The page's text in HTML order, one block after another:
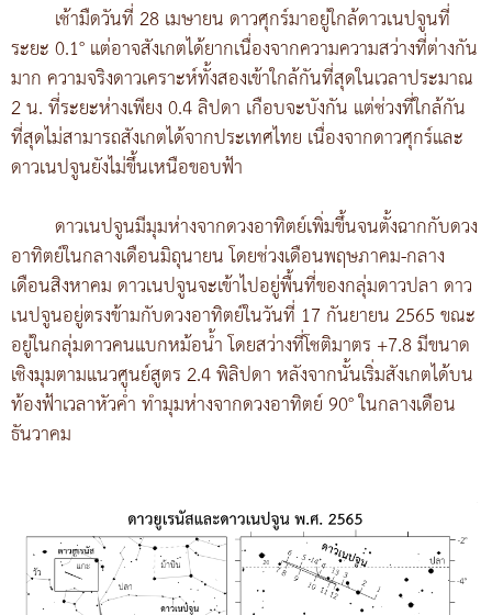
เช้ามืดวันที่ 28 เมษายน ดาวศุกร์มาอยู่ใกล้ดาวเนปจูนที่
ระยะ 0.1° แต่อาจสังเกตได้ยากเนื่องจากความความสว่างที่ต่างกัน
มาก ความจริงดาวเคราะห์ทั้งสองเข้าใกล้กันที่สุดในเวลาประมาณ
2 น. ที่ระยะห่างเพียง 0.4 ลิปดา เกือบจะบังกัน แต่ช่วงที่ใกล้กัน
ที่สุดไม่สามารถสังเกตได้จากประเทศไทย เนื่องจากดาวศุกร์และ
ดาวเนปจูนยังไม่ขึ้นเหนือขอบฟ้า
ดาวเนปจูนมีมุมห่างจากดวงอาทิตย์เพิ่มขึ้นจนตั้งฉากกับดวง
อาทิตย์ในกลางเดือนมิถุนายน โดยช่วงเดือนพฤษภาคม-กลาง
เดือนสิงหาคม ดาวเนปจูนจะเข้าไปอยู่พื้นที่ของกลุ่มดาวปลา ดาว
เนปจูนอยู่ตรงข้ามกับดวงอาทิตย์ในวันที่ 17 กันยายน 2565 ขณะ
อยู่ในกลุ่มดาวคนแบกหม้อน้ำ โดยสว่างที่โชติมาตร +7.8 มีขนาด
เชิงมุมตามแนวศูนย์สูตร 2.4 พิลิปดา หลังจากนั้นเริ่มสังเกตได้บน
ท้องฟ้าเวลาหัวค่ำ ทำมุมห่างจากดวงอาทิตย์ 90° ในกลางเดือน
ธันวาคม